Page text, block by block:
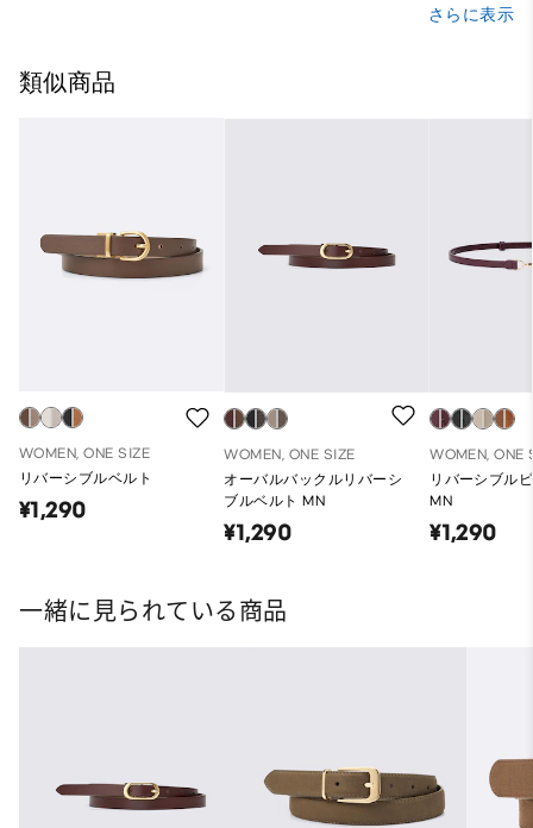
さらに表示
類似商品
WOMEN, ONE SIZE
リバーシブルベルト
¥1,290
WOMEN, ONE SIZE
オーバルバックルリバーシ
ブルベルト MN
¥1,290
WOMEN, ONE
リバーシブル
MN
¥1,290
一緒に見られている商品